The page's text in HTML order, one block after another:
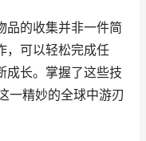
品的收集并非一件简
，可以轻松完成任
成长。掌握了这些技
一精妙的全球中游刃